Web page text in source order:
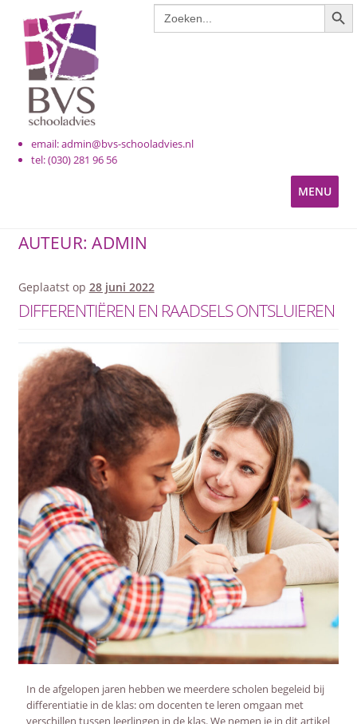
Zoek
naar:
email: admin@bvs-schooladvies.nl
tel: (030) 281 96 56
MENU
PRIMAIR ONDERWIJS
AFSTANDSONDERWIJS
ACTUEEL
WEBWINKEL
OVER ONS
AUTEUR:ADMIN
Geplaatst op 28 juni 2022
DIFFERENTIËREN EN RAADSELS ONTSLUIEREN
In de afgelopen jaren hebben we meerdere scholen begeleid bij
differentiatie in de klas: om docenten te leren omgaan met
verschillen tussen leerlingen in de klas. We nemen je in dit artikel